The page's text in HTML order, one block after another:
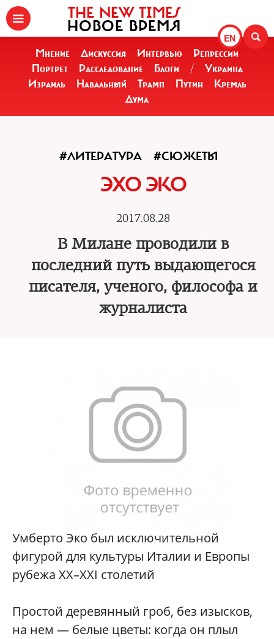
EN
THE NEW TIMES
НОВОЕ ВРЕМЯ
Мнение Дискуссия Интервью
Репрессии
Портрет
Расследование Блоги /
Украина
Израиль
Навальный Трамп Путин
Кремль
Дума
#ЛИТЕРАТУРА #СЮЖЕТЫ
ЭХО ЭКО
2017.08.28
В Милане проводили в
последний путь выдающегося
писателя, ученого, философа и
журналиста
Умберто Эко был исключительной
фигурой для культуры Италии и Европы
рубежа XX–XXI столетий
Простой деревянный гроб, без изысков,
на нем — белые цветы: когда он плыл